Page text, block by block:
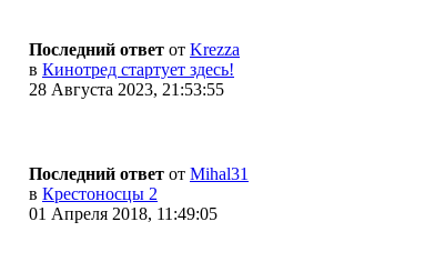
Последний ответ от Krezza
в Кинотред стартует здесь!
28 Августа 2023, 21:53:55
Последний ответ от Mihal31
в Крестоносцы 2
01 Апреля 2018, 11:49:05